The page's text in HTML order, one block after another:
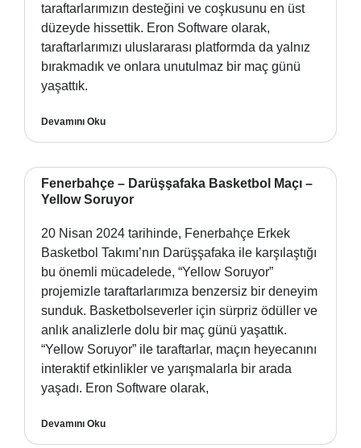
taraftarlarımızın desteğini ve coşkusunu en üst
düzeyde hissettik. Eron Software olarak,
taraftarlarımızı uluslararası platformda da yalnız
bırakmadık ve onlara unutulmaz bir maç günü
yaşattık.
Devamını Oku
Fenerbahçe – Darüşşafaka Basketbol Maçı –
Yellow Soruyor
20 Nisan 2024 tarihinde, Fenerbahçe Erkek
Basketbol Takımı’nın Darüşşafaka ile karşılaştığı
bu önemli mücadelede, “Yellow Soruyor”
projemizle taraftarlarımıza benzersiz bir deneyim
sunduk. Basketbolseverler için sürpriz ödüller ve
anlık analizlerle dolu bir maç günü yaşattık.
“Yellow Soruyor” ile taraftarlar, maçın heyecanını
interaktif etkinlikler ve yarışmalarla bir arada
yaşadı. Eron Software olarak,
Devamını Oku